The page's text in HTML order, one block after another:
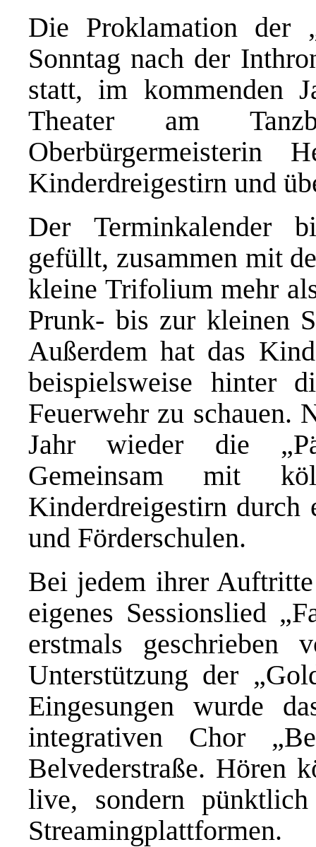
Die Proklamation der
Sonntag nach der
statt, im kommenden
Theater am
Oberbürgermeisterin
Kinderdreigestirn und
Der Terminkalender
gefüllt, zusammen mit
kleine Trifolium mehr
Prunk- bis zur kleinen
Außerdem hat das
beispielsweise hinter
Feuerwehr zu schauen.
Jahr wieder die
Gemeinsam mit
Kinderdreigestirn
und Förderschulen.
Bei jedem ihrer
eigenes Sessionslied
erstmals
Unterstützung der
Eingesungen wurde
integrativen Chor
Belvederstraße. Hören
live, sondern
Streamingplattformen.